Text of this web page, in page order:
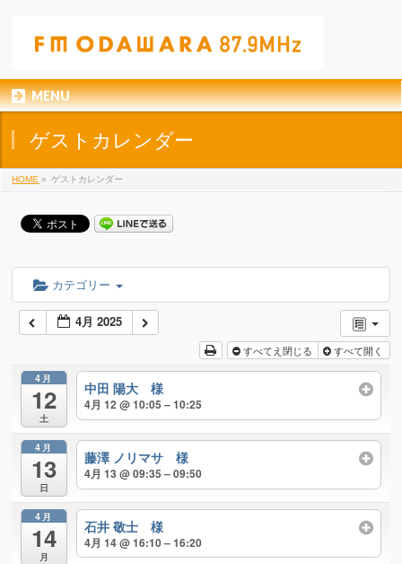
MENU
ゲストカレンダー
HOME » ゲストカレンダー
カテゴリー
4月 2025
すべてえ閉じる すべて開く
4月
12
土
中田 陽大 様
4月 12 @ 10:05 – 10:25
4月
13
日
藤澤 ノリマサ 様
4月 13 @ 09:35 – 09:50
4月
14
月
石井 敬士 様
4月 14 @ 16:10 – 16:20